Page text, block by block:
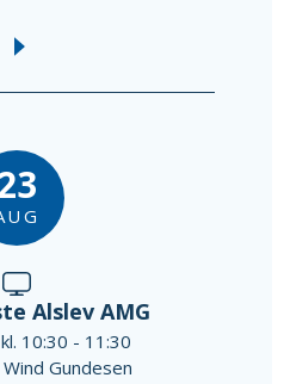
Alslev AMG
10:30 - 11:30
Gundesen